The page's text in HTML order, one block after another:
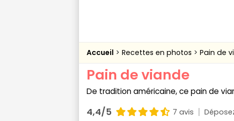
Accueil Recettes en photos Pain de
Pain de viande
De tradition américaine, ce pain de
4,4/5 7 avis